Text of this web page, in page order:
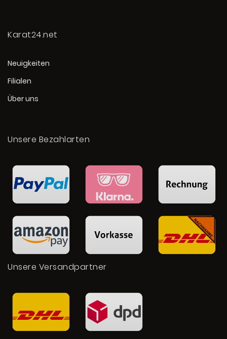
Karat24.net
Neuigkeiten
Filialen
Über uns
Unsere Bezahlarten
Unsere Versandpartner